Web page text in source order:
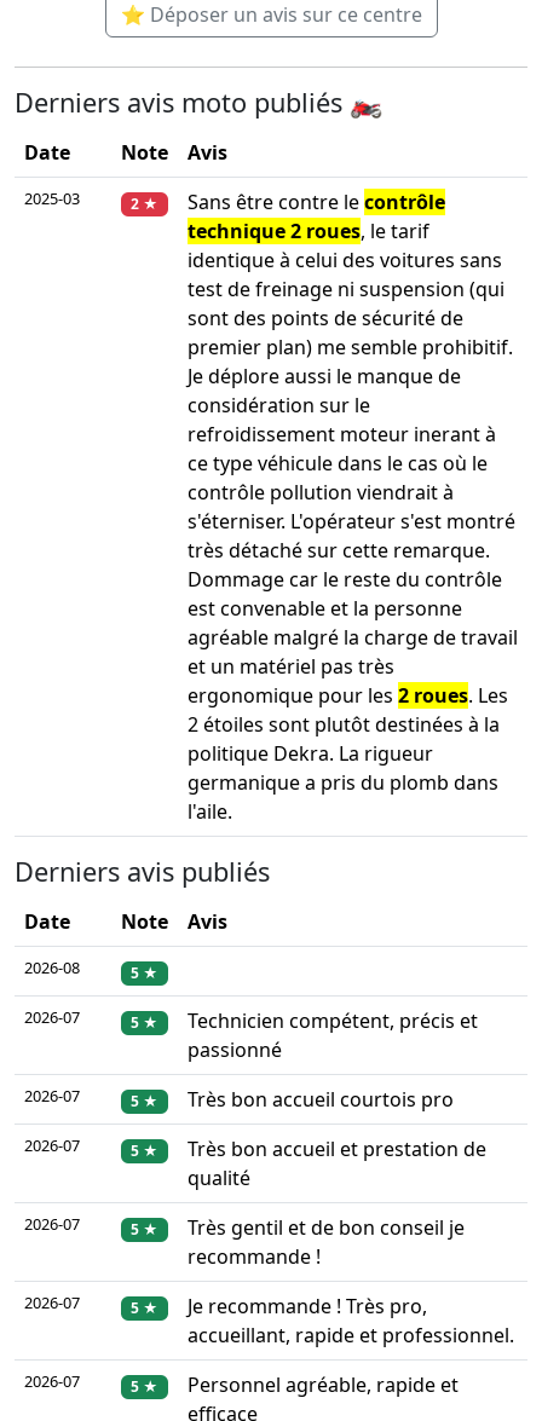
⭐ Déposer un avis sur ce centre
Derniers avis moto publiés 🏍️
Date Note Avis
2025-03 2 ★ Sans être contre lecontrôle
technique 2 roues, le tarif
identique à celui des voitures sans
test de freinage ni suspension (qui
sont des points de sécurité de
premier plan) me semble prohibitif.
Je déplore aussi le manque de
considération sur le
refroidissement moteur inerant à
ce type véhicule dans le cas où le
contrôle pollution viendrait à
s'éterniser. L'opérateur s'est montré
très détaché sur cette remarque.
Dommage car le reste du contrôle
est convenable et la personne
agréable malgré la charge de travail
et un matériel pas très
ergonomique pour les 2 roues. Les
2 étoiles sont plutôt destinées à la
politique Dekra. La rigueur
germanique a pris du plomb dans
l'aile.
Derniers avis publiés
Date Note Avis
2026-08 5 ★
2026-07 5 ★
Technicien compétent, précis et
passionné
2026-07 5 ★ Très bon accueil courtois pro
2026-07 5 ★
Très bon accueil et prestation de
qualité
2026-07 5 ★
Très gentil et de bon conseil je
recommande !
2026-07 5 ★
Je recommande ! Très pro,
accueillant, rapide et professionnel.
2026-07 5 ★
Personnel agréable, rapide et
efficace